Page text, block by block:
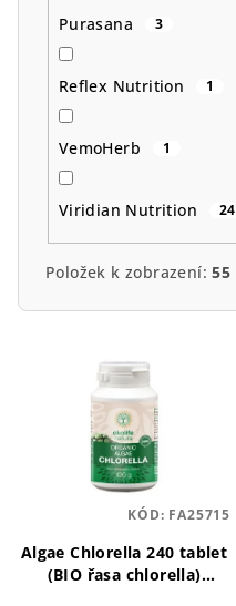
Purasana 3
Reflex Nutrition 1
VemoHerb 1
Viridian Nutrition 24
Položek k zobrazení:55
oAlgae Chlorella 240 tablet
(BIO řasa chlorella)
KÓD: FA25715